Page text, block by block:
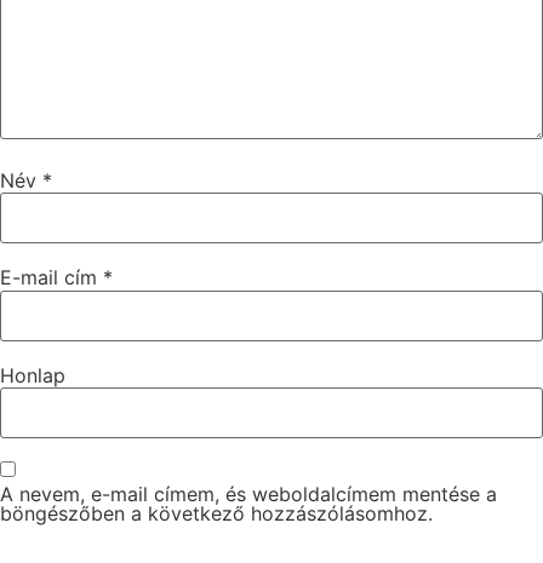
Név *
E-mail cím *
Honlap
A nevem, e-mail címem, és weboldalcímem mentése a
böngészőben a következő hozzászólásomhoz.